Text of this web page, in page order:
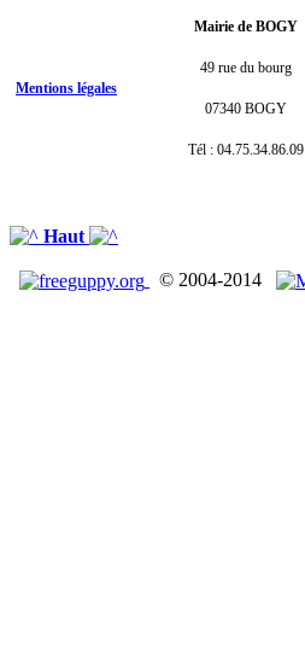
Mentions légales
Mairie de BOGY
49 rue du bourg
07340 BOGY
Tél : 04.75.34.86.09
Haut
© 2004-2014